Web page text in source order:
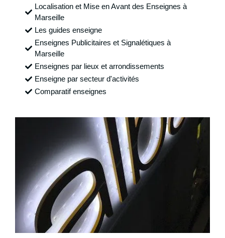
Localisation et Mise en Avant des Enseignes à
Marseille
Les guides enseigne
Enseignes Publicitaires et Signalétiques à
Marseille
Enseignes par lieux et arrondissements
Enseigne par secteur d'activités
Comparatif enseignes